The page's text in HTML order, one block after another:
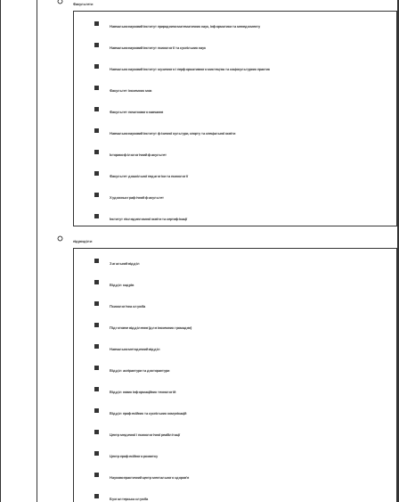
Факультети
Навчально-науковий інститут природничо-математичних наук, інформатики та менеджменту
Навчально-науковий інститут психології та суспільних наук
Навчально науковий інститут музичного і перформативного мистецтва та соціокультурних практик
Факультет іноземних мов
Факультет початкового навчання
Навчально-науковий інститут фізичної культури, спорту та спеціальної освіти
Історико-філологічний факультет
Факультет дошкільної педагогіки та психології
Художньо-графічний факультет
Інститут післядипломної освіти та сертифікації
підрозділи
Загальний відділ
Відділ кадрів
Психологічна служба
Підготовче відділення (для іноземних громадян)
Навчально-методичний відділ
Відділ аспірантури та докторантури
Відділ нових інформаційних технологій
Відділ професійних та суспільних комунікацій
Центр медичної і психологічної реабілітації
Центр професійного розвитку
Науково-практичний центр ментального здоров’я
Бухгалтерська служба